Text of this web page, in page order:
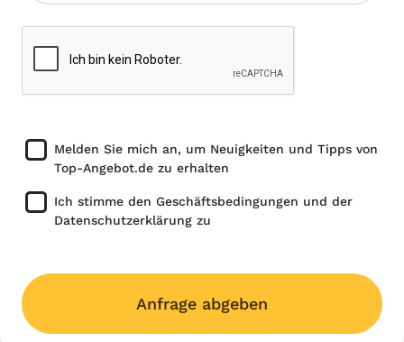
Melden Sie mich an, um Neuigkeiten und Tipps von
Top-Angebot.de zu erhalten
Ich stimme den Geschäftsbedingungen und der
Datenschutzerklärung zu
Anfrage abgeben